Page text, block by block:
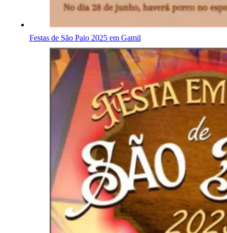
Festas de São Paio 2025 em Gamil